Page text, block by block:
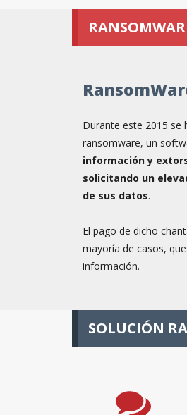
Durante este 2015 se
ransomware, un
información y
solicitando un
de sus datos.
El pago de dicho
mayoría de casos,
información.
SOLUCIÓN